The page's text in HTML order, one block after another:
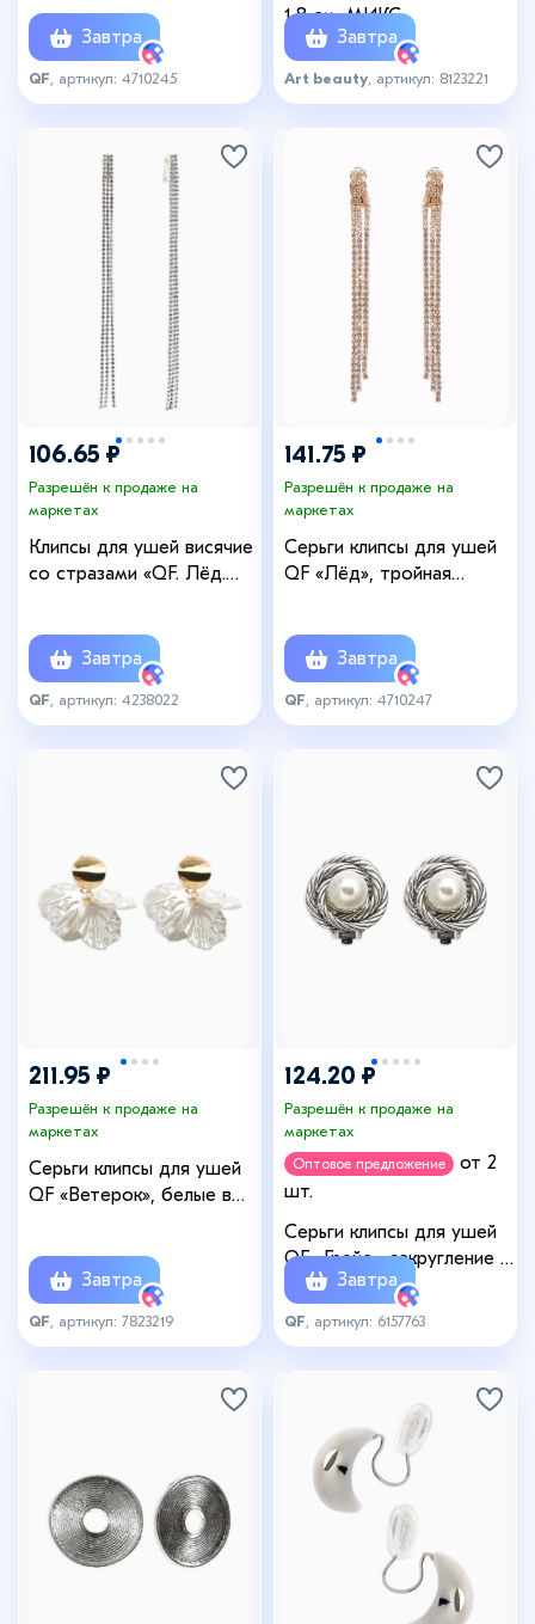
Завтра
QF , артикул: 4710245
1,8 см, МИКС
Завтра
Art beauty , артикул: 8123221
106.65 ₽
Разрешён к продаже на
маркетах
Клипсы для ушей висячие
со стразами «QF. Лёд.
Завтра
QF , артикул: 4238022
141.75 ₽
Разрешён к продаже на
маркетах
Серьги клипсы для ушей
QF «Лёд», тройная
Завтра
QF , артикул: 4710247
211.95 ₽
Разрешён к продаже на
маркетах
Серьги клипсы для ушей
QF «Ветерок», белые в
Завтра
QF , артикул: 7823219
124.20 ₽
Разрешён к продаже на
маркетах
Оптовое предложение
от 2
шт.
Серьги клипсы для ушей
QF «Грейс», закругление с
бусиной, белые в
чернёном серебре
Завтра
QF , артикул: 6157763